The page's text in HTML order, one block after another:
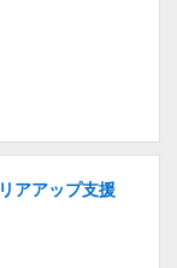
アアップ支援